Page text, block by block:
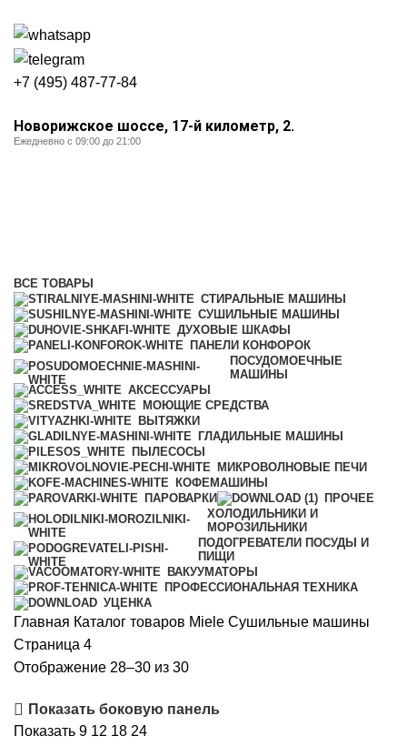
+7 (495) 487-77-84
Новорижское шоссе, 17-й километр, 2.
Ежедневно с 09:00 до 21:00
ВСЕ ТОВАРЫ
СТИРАЛЬНЫЕ МАШИНЫ
СУШИЛЬНЫЕ МАШИНЫ
ДУХОВЫЕ ШКАФЫ
ПАНЕЛИ КОНФОРОК
ПОСУДОМОЕЧНЫЕ
МАШИНЫ
АКСЕССУАРЫ
МОЮЩИЕ СРЕДСТВА
ВЫТЯЖКИ
ГЛАДИЛЬНЫЕ МАШИНЫ
ПЫЛЕСОСЫ
МИКРОВОЛНОВЫЕ ПЕЧИ
КОФЕМАШИНЫ
ПАРОВАРКИ
ПРОЧЕЕ
ХОЛОДИЛЬНИКИ И
МОРОЗИЛЬНИКИ
ПОДОГРЕВАТЕЛИ ПОСУДЫ И
ПИЩИ
ВАКУУМАТОРЫ
ПРОФЕССИОНАЛЬНАЯ ТЕХНИКА
УЦЕНКА
Главная Каталог товаров Miele Сушильные машины
Страница 4
Отображение 28–30 из 30Цены:
возрастанию
Показать боковую панель
Показать 9 12 18 24